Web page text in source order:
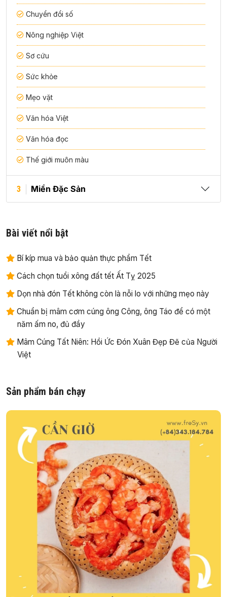
Chuyển đổi số
Nông nghiệp Việt
Sơ cứu
Sức khỏe
Mẹo vặt
Văn hóa Việt
Văn hóa đọc
Thế giới muôn màu
3 Miền Đặc Sản
Bài viết nổi bật
Bí kíp mua và bảo quản thực phẩm Tết
Cách chọn tuổi xông đất tết Ất Tỵ 2025
Dọn nhà đón Tết không còn là nỗi lo với những mẹo này
Chuẩn bị mâm cơm cúng ông Công, ông Táo để có một
năm ấm no, đủ đầy
Mâm Cúng Tất Niên: Hồi Ức Đón Xuân Đẹp Đẽ của Người
Việt
Sản phẩm bán chạy